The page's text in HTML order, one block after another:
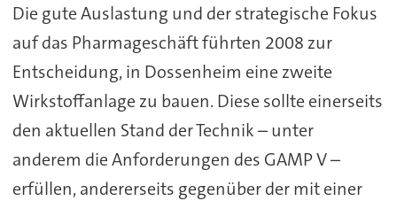
Die gute Auslastung und der strategische Fokus
auf das Pharmageschäft führten 2008 zur
Entscheidung, in Dossenheim eine zweite
Wirkstoffanlage zu bauen. Diese sollte einerseits
den aktuellen Stand der Technik – unter
anderem die Anforderungen des GAMP V –
erfüllen, andererseits gegenüber der mit einer